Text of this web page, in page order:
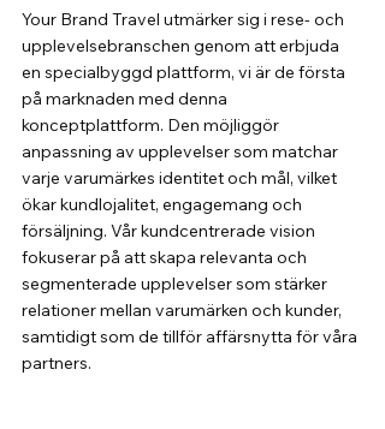
Your Brand Travel utmärker sig i rese- och
upplevelsebranschen genom att erbjuda
en specialbyggd plattform, vi är de första
på marknaden med denna
konceptplattform. Den möjliggör
anpassning av upplevelser som matchar
varje varumärkes identitet och mål, vilket
ökar kundlojalitet, engagemang och
försäljning. Vår kundcentrerade vision
fokuserar på att skapa relevanta och
segmenterade upplevelser som stärker
relationer mellan varumärken och kunder,
samtidigt som de tillför affärsnytta för våra
partners.